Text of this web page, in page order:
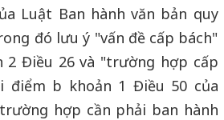
Luật Ban hành văn bản quy
đó lưu ý "vấn đề cấp bách"
2 Điều 26 và "trường hợp cấp
điểm b khoản 1 Điều 50 của
hợp cần phải ban hành